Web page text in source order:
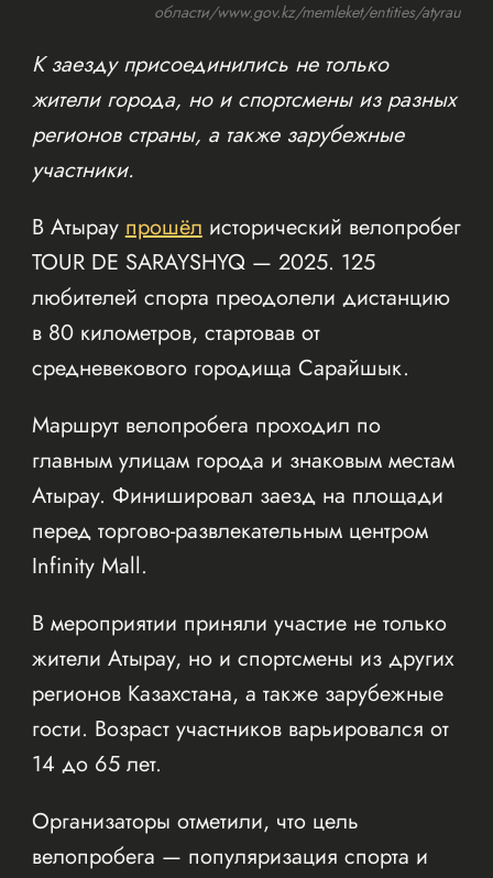
области/www.gov.kz/memleket/entities/atyrau
К заезду присоединились не только
жители города, но и спортсмены из разных
регионов страны, а также зарубежные
участники.
В Атыраупрошёлисторический велопробег
TOUR DE SARAYSHYQ — 2025. 125
любителей спорта преодолели дистанцию
в 80 километров, стартовав от
средневекового городища Сарайшык.
Маршрут велопробега проходил по
главным улицам города и знаковым местам
Атырау. Финишировал заезд на площади
перед торгово-развлекательным центром
Infinity Mall.
В мероприятии приняли участие не только
жители Атырау, но и спортсмены из других
регионов Казахстана, а также зарубежные
гости. Возраст участников варьировался от
14 до 65 лет.
Организаторы отметили, что цель
велопробега — популяризация спорта и